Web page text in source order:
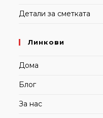
Детали за сметката
Линкови
Дома
Блог
За нас